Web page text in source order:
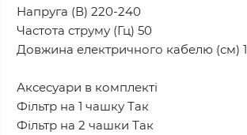
Напруга (В) 220-240
Частота струму (Гц) 50
Довжина електричного кабелю (см) 1
Аксесуари в комплекті
Фільтр на 1 чашку Так
Фільтр на 2 чашки Так